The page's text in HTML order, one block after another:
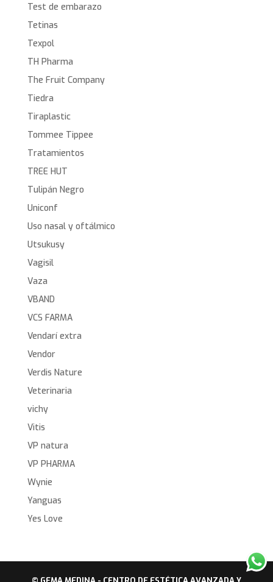
Test de embarazo
Tetinas
Texpol
TH Pharma
The Fruit Company
Tiedra
Tiraplastic
Tommee Tippee
Tratamientos
TREE HUT
Tulipán Negro
Uniconf
Uso nasal y oftálmico
Utsukusy
Vagisil
Vaza
VBAND
VCS FARMA
Vendarí extra
Vendor
Verdis Nature
Veterinaria
vichy
Vitis
VP natura
VP PHARMA
Wynie
Yanguas
Yes Love